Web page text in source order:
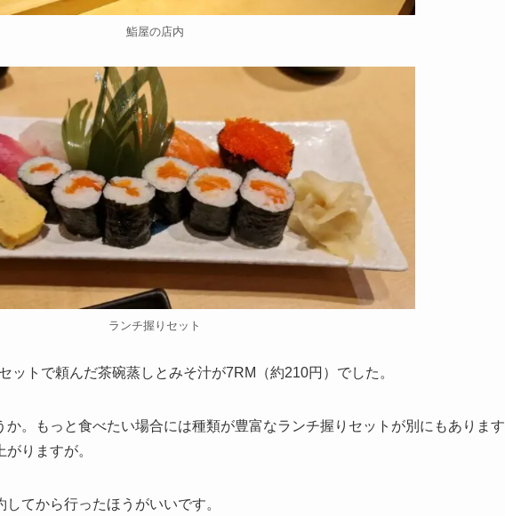
鮨屋の店内
ランチ握りセット
ットで頼んだ茶碗蒸しとみそ汁が7RM（約210円）でした。
。もっと食べたい場合には種類が豊富なランチ握りセットが別にもあります
りますが。
てから行ったほうがいいです。